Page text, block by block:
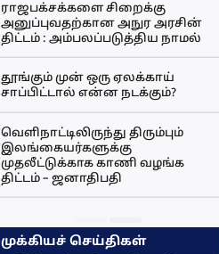
ராஜபக்சக்களை சிறைக்கு
அனுப்புவதற்கான அநுர அரசின்
திட்டம் : அம்பலப்படுத்திய நாமல்
தூங்கும் முன் ஒரு ஏலக்காய்
சாப்பிட்டால் என்ன நடக்கும்?
வெளிநாட்டிலிருந்து திரும்பும்
இலங்கையர்களுக்கு
முதலீட்டுக்காக காணி வழங்க
திட்டம் – ஜனாதிபதி
முக்கியச் செய்திகள்